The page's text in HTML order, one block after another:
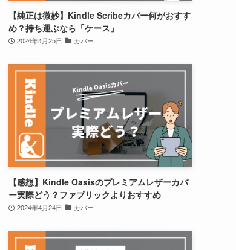
【純正は微妙】Kindle Scribeカバー何がおすす
め？持ち運ぶなら「ケース」
2024年4月25日 カバー
【感想】Kindle Oasisのプレミアムレザーカバ
ー実際どう？ファブリックよりおすすめ
2024年4月24日 カバー